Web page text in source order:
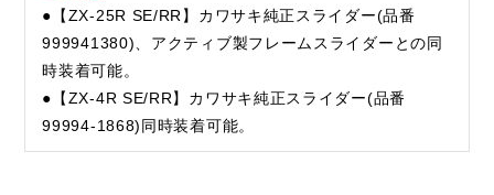
●【ZX-25R SE/RR】カワサキ純正スライダー(品番
999941380)、アクティブ製フレームスライダーとの同
時装着可能。
●【ZX-4R SE/RR】カワサキ純正スライダー(品番
99994-1868)同時装着可能。